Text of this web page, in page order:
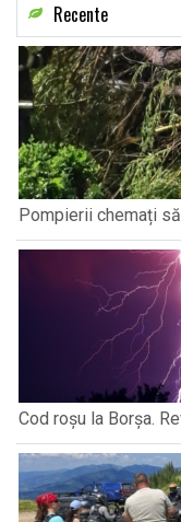
Recente
Pompierii chemați
Cod roșu la Borșa.